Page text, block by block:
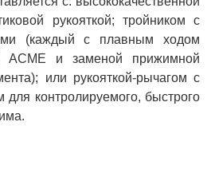
рукояткой; тройником с
(каждый с плавным ходом
ACME и заменой прижимной
или рукояткой-рычагом с
контролируемого, быстрого